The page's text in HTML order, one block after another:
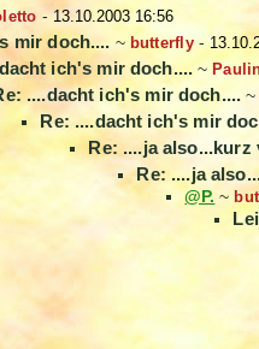
- 13.10.2003 16:56
mir doch.... ~ butterfly-
ich's mir doch.... ~
....dacht ich's mir doch.... ~
Re: ....dacht ich's mir
Re: ....ja
Re: ....ja
@P. ~